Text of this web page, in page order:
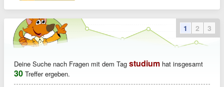
Deine Suche nach Fragen mit dem Tag studium hat insgesamt
30 Treffer ergeben.
1 2 3